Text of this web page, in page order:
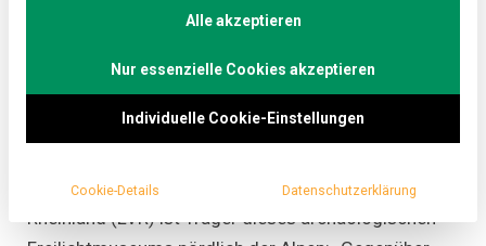
Park Xanten erfahren.
Colonia Ulpia Traiana hieß die linksrheinische Stadt
zur Zeit der Römer vor rund 2.000 Jahren; heute
bekannt unter dem Namen Xanten. Ingo Martell ist
archäologischen Parks
. Der Landschaftsverband
Rheinland (LVR) ist Träger dieses archäologischen
Alle akzeptieren
Nur essenzielle Cookies akzeptieren
Individuelle Cookie-Einstellungen
Cookie-Details Datenschutzerklärung